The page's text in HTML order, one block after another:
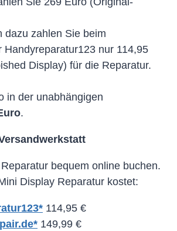
dazu zahlen Sie beim
Handyreparatur123 nur 114,95
Display) für die Reparatur.
in der unabhängigen
.
bequem online buchen.
Display Reparatur kostet:
114,95 €
149,99 €